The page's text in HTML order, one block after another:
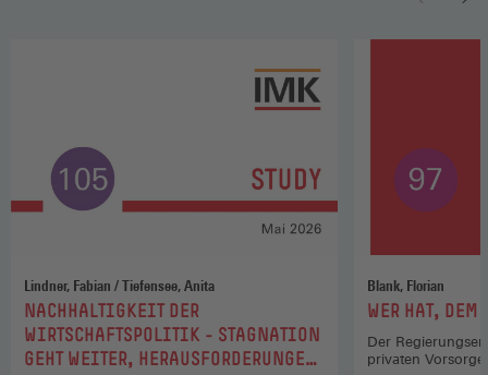
Lindner, Fabian / Tiefensee, Anita
:NACHHALTIGKEIT DER
WIRTSCHAFTSPOLITIK - STAGNATION
GEHT WEITER, HERAUSFORDERUNGEN
Blank, Florian
:WER HAT, DEM
Der
privaten Vorsorge